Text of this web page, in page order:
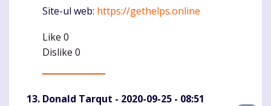
Site-ul web: https://gethelps.online
Like 0
Dislike 0
Donald Tarqut - 2020-09-25 - 08:51